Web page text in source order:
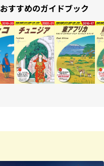
おすすめのガイドブック